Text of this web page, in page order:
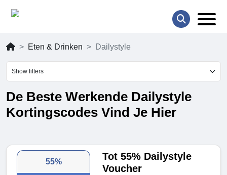
Eten & Drinken Dailystyle
Show filters
De Beste Werkende Dailystyle
Kortingscodes Vind Je Hier
55%
Tot 55% Dailystyle
Voucher